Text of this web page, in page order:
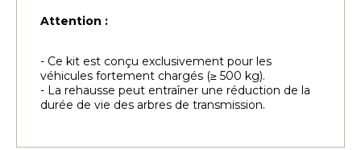
Attention :
- Ce kit est conçu exclusivement pour les
véhicules fortement chargés (≥ 500 kg).
- La rehausse peut entraîner une réduction de la
durée de vie des arbres de transmission.